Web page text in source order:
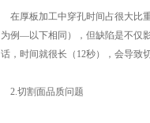
在厚板加工中穿孔时间占很大比
为例—以下相同），但缺陷是不仅
话，时间就很长（12秒），会导致
2.切割面品质问题